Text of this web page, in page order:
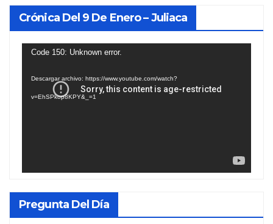
Crónica Del 9 De Enero – Juliaca
Reproductor
Code 150: Unknown error.
Descargar archivo: https://www.youtube.com/watch?
v=EhSPkop8KPY&_=1
Pregunta Del Día